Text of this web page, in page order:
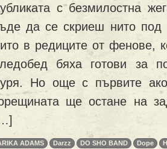
с безмилостна
да се скриеш нито под
в редиците от фенове,
бяха готови за
Но още с първите
ще остане на
ADAMS Darzz DO SHO BAND Dope